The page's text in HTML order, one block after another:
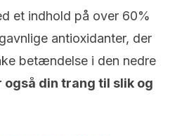
et indhold på over 60%
antioxidanter, der
betændelse i den nedre
din trang til slik og